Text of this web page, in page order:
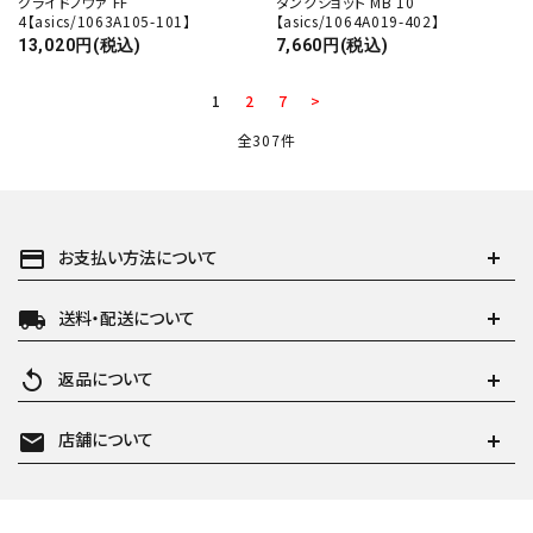
4【asics/1063A105-101】
13,020円(税込)
【asics/1064A019-402】
7,660円(税込)
1 2 7
>
全307件
payment お支払い方法について
local_shipping 送料・配送について
replay 返品について
mail 店舗について